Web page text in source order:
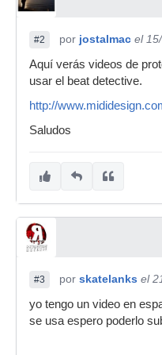
#2 por jostalmac el
Aquí verás videos de
usar el beat detective.
http://
Saludos
#3 por skatelanks el
yo tengo un video en
se usa espero poderlo